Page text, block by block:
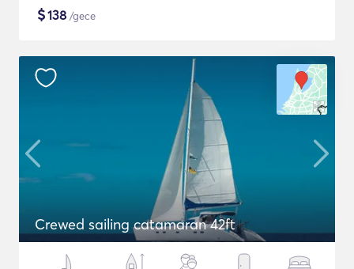
$138 /gece
Crewed sailing catamaran 42ft